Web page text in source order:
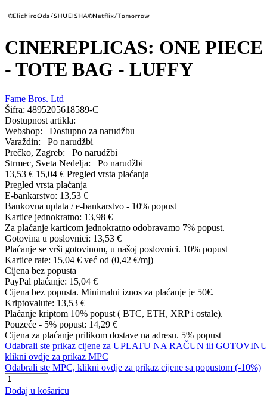
CINEREPLICAS: ONE PIECE
- TOTE BAG - LUFFY
Fame Bros. Ltd
Šifra: 4895205618589-C
Dostupnost artikla:
Webshop:
Dostupno za narudžbu
Varaždin:
Po narudžbi
Prečko, Zagreb:
Po narudžbi
Strmec, Sveta Nedelja:
Po narudžbi
13,53 € 15,04 € Pregled vrsta plaćanja
Pregled vrsta plaćanja
E-bankarstvo: 13,53 €
Bankovna uplata / e-bankarstvo - 10% popust
Kartice jednokratno: 13,98 €
Za plaćanje karticom jednokratno odobravamo 7% popust.
Gotovina u poslovnici: 13,53 €
Plaćanje se vrši gotovinom, u našoj poslovnici. 10% popust
Kartice rate: 15,04 € već od (0,42 €/mj)
Cijena bez popusta
PayPal plaćanje: 15,04 €
Cijena bez popusta. Minimalni iznos za plaćanje je 50€.
Kriptovalute: 13,53 €
Plaćanje kriptom 10% popust ( BTC, ETH, XRP i ostale).
Pouzeće - 5% popust: 14,29 €
Cijena za plaćanje prilikom dostave na adresu. 5% popust
Odabrali ste prikaz cijene za UPLATU NA RAČUN ili
klikni ovdje za prikaz MPC
Odabrali ste MPC, klikni ovdje za prikaz cijene sa popustom (-10%)
Dodaj u košaricu